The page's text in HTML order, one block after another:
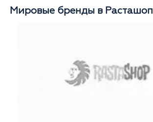
Мировые бренды в Расташоп
Китай-Город